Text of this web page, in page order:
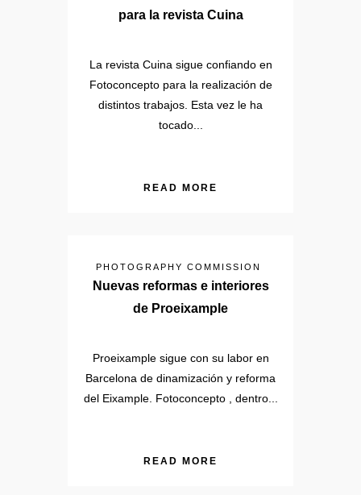
para la revista Cuina
La revista Cuina sigue confiando en
Fotoconcepto para la realización de
distintos trabajos. Esta vez le ha
tocado...
READ MORE
PHOTOGRAPHY COMMISSION
Nuevas reformas e interiores
de Proeixample
Proeixample sigue con su labor en
Barcelona de dinamización y reforma
del Eixample. Fotoconcepto , dentro...
READ MORE